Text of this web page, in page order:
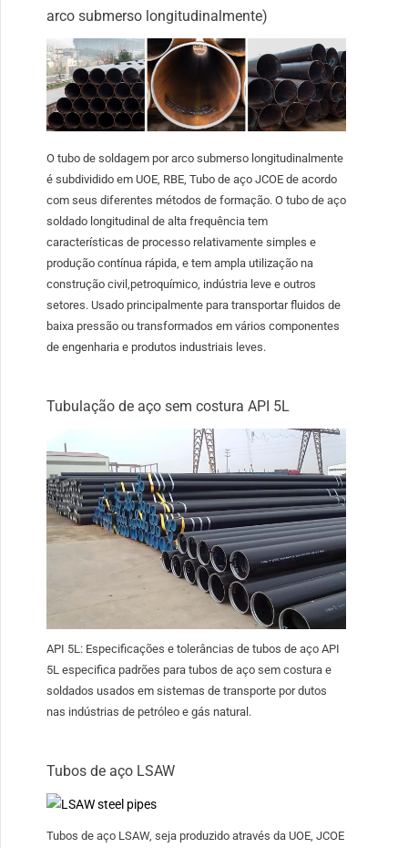
arco submerso longitudinalmente)
O tubo de soldagem por arco submerso longitudinalmente
é subdividido em UOE, RBE, Tubo de aço JCOE de acordo
com seus diferentes métodos de formação. O tubo de aço
soldado longitudinal de alta frequência tem
características de processo relativamente simples e
produção contínua rápida, e tem ampla utilização na
construção civil,petroquímico, indústria leve e outros
setores. Usado principalmente para transportar fluidos de
baixa pressão ou transformados em vários componentes
de engenharia e produtos industriais leves.
Tubulação de aço sem costura API 5L
API 5L: Especificações e tolerâncias de tubos de aço API
5L especifica padrões para tubos de aço sem costura e
soldados usados ​​em sistemas de transporte por dutos
nas indústrias de petróleo e gás natural.
Tubos de aço LSAW
Tubos de aço LSAW, seja produzido através da UOE, JCOE